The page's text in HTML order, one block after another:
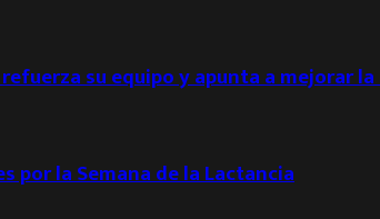
su equipo y apunta a mejorar
por la Semana de la Lactancia